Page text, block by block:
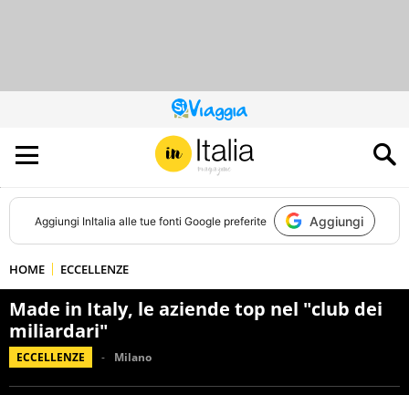
QUESTO
SITO
CONTRIBUISCE
ALL’AUDIENCE
DI
Aggiungi InItalia alle tue fonti Google preferite Aggiungi
HOME ECCELLENZE
Made in Italy, le aziende top nel "club dei
miliardari"
ECCELLENZE Milano